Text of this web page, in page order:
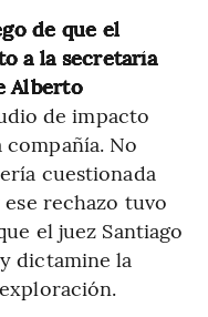
de que el
a la secretaría
Alberto
de impacto
No
cuestionada
rechazo tuvo
el juez Santiago
dictamine la